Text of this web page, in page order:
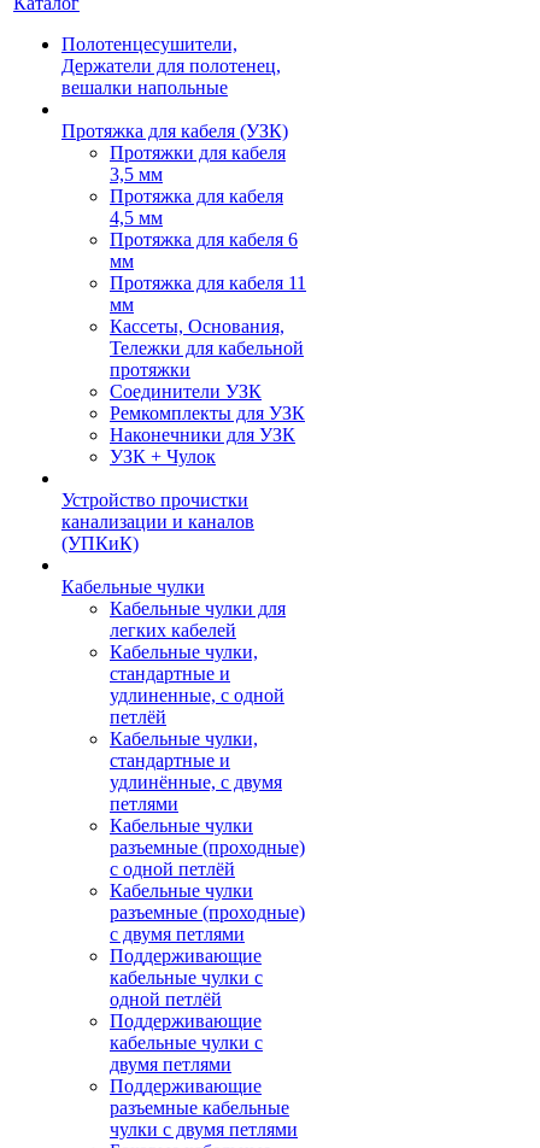
Полотенцесушители,
Держатели для полотенец,
вешалки напольные
Протяжка для кабеля (УЗК)
Протяжки для кабеля
3,5 мм
Протяжка для кабеля
4,5 мм
Протяжка для кабеля 6
мм
Протяжка для кабеля 11
мм
Кассеты, Основания,
Тележки для кабельной
протяжки
Соединители УЗК
Ремкомплекты для УЗК
Наконечники для УЗК
УЗК + Чулок
Устройство прочистки
канализации и каналов
(УПКиК)
Кабельные чулки
Кабельные чулки для
легких кабелей
Кабельные чулки,
стандартные и
удлиненные, с одной
петлёй
Кабельные чулки,
стандартные и
удлинённые, с двумя
петлями
Кабельные чулки
разъемные (проходные)
с одной петлёй
Кабельные чулки
разъемные (проходные)
с двумя петлями
Поддерживающие
кабельные чулки с
одной петлёй
Поддерживающие
кабельные чулки с
двумя петлями
Поддерживающие
разъемные кабельные
чулки с двумя петлями